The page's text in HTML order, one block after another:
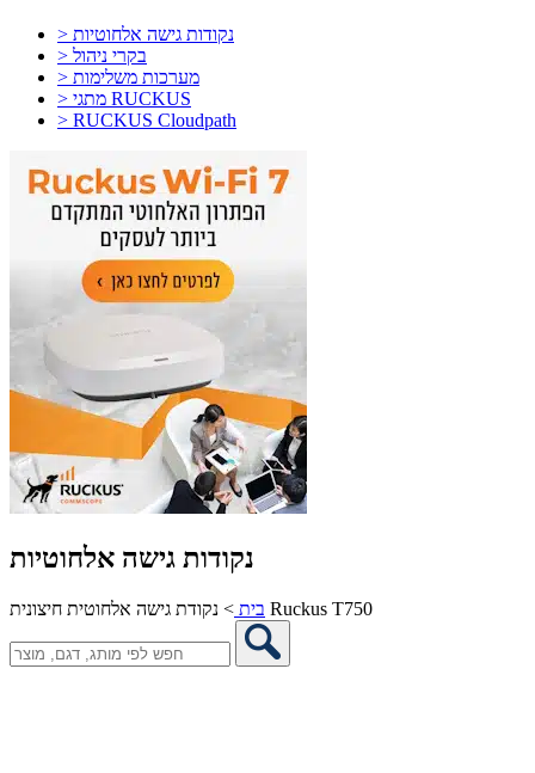
> נקודות גישה אלחוטיות
> בקרי ניהול
> מערכות משלימות
> מתגי RUCKUS
> RUCKUS Cloudpath
נקודות גישה אלחוטיות
בית > נקודת גישה אלחוטית חיצונית Ruckus T750